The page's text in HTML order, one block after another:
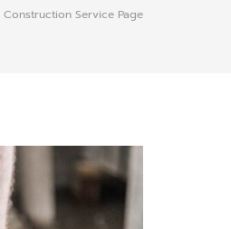
Construction Service Page